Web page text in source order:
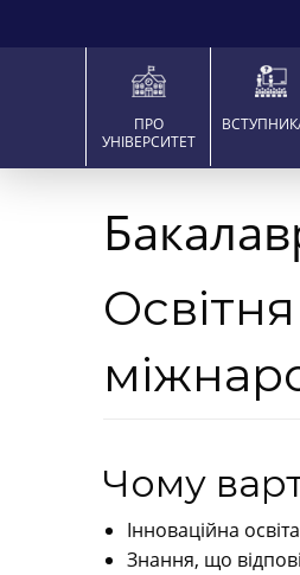
ПРО
УНІВЕРСИТЕТ
Чому
Інноваційна
Знання, що